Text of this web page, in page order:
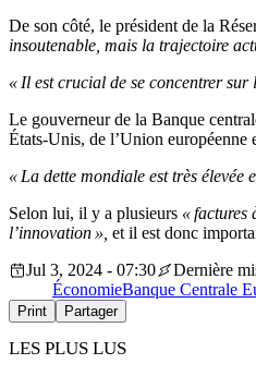
De son côté, le président de la
insoutenable, mais la trajectoire
« Il est crucial de se concentrer
Le gouverneur de la Banque
États-Unis, de l’Union européenne
« La dette mondiale est très
Selon lui, il y a plusieurs « factures
l’innovation », et il est donc
Jul 3, 2024 - 07:30
Dernière
ÉconomieBanque Centrale
Print Partager
LES PLUS LUS